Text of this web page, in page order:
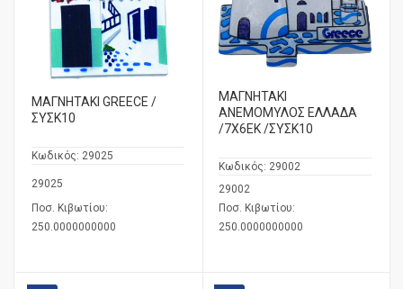
ΜΑΓΝΗΤΑΚΙ GREECE /
ΣΥΣΚ10
Κωδικός: 29025
29025
Ποσ. Κιβωτίου:
250.0000000000
ΜΑΓΝΗΤΑΚΙ
ΑΝΕΜΟΜΥΛΟΣ ΕΛΛΑΔΑ
/7Χ6ΕΚ /ΣΥΣΚ10
Κωδικός: 29002
29002
Ποσ. Κιβωτίου:
250.0000000000